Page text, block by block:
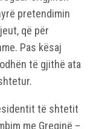
pretendimin
që për
Pas kësaj
të gjithë ata
të shtetit
me Greqinë –